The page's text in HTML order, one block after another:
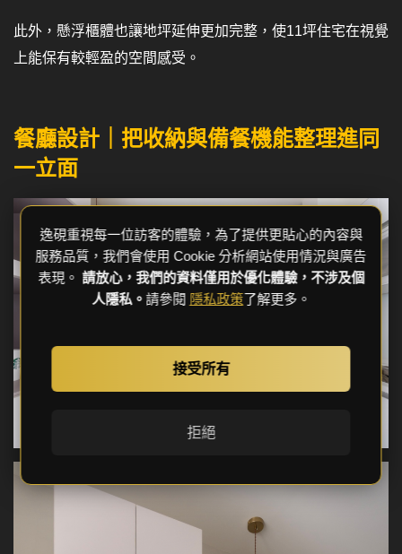
此外，懸浮櫃體也讓地坪延伸更加完整，使11坪住宅在視覺
上能保有較輕盈的空間感受。
餐廳設計｜把收納與備餐機能整理進同
一立面
逸硯重視每一位訪客的體驗，為了提供更貼心的內容與
服務品質，我們會使用 Cookie 分析網站使用情況與廣告
表現。 請放心，我們的資料僅用於優化體驗，不涉及個
人隱私。請參閱 隱私政策了解更多。
接受所有
拒絕